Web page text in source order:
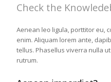
Check the
Aenean leo ligula, porttitor eu,
enim. Aliquam lorem ante,
tellus. Phasellus viverra nulla
rutrum.